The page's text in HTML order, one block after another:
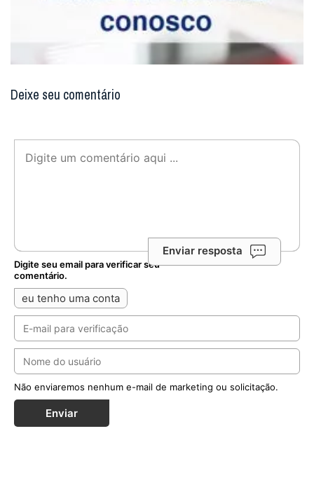
Deixe seu comentário
Enviar resposta
Digite seu email para verificar seu
comentário.
eu tenho uma conta
Não enviaremos nenhum e-mail de marketing ou solicitação.
Enviar